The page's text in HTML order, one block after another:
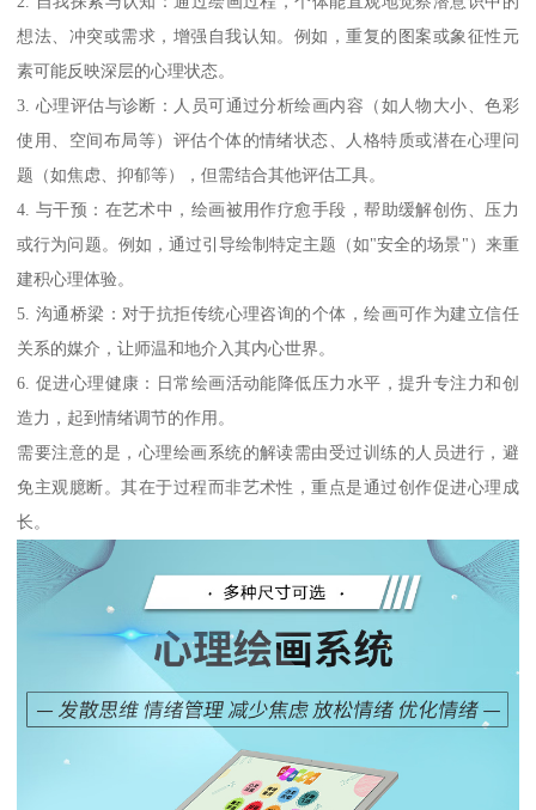
想法、冲突或需求，增强自我认知。例如，重复的图案或象征性元
素可能反映深层的心理状态。
3. 心理评估与诊断：人员可通过分析绘画内容（如人物大小、色彩
使用、空间布局等）评估个体的情绪状态、人格特质或潜在心理问
题（如焦虑、抑郁等），但需结合其他评估工具。
4. 与干预：在艺术中，绘画被用作疗愈手段，帮助缓解创伤、压力
或行为问题。例如，通过引导绘制特定主题（如"安全的场景"）来重
建积心理体验。
5. 沟通桥梁：对于抗拒传统心理咨询的个体，绘画可作为建立信任
关系的媒介，让师温和地介入其内心世界。
6. 促进心理健康：日常绘画活动能降低压力水平，提升专注力和创
造力，起到情绪调节的作用。
需要注意的是，心理绘画系统的解读需由受过训练的人员进行，避
免主观臆断。其在于过程而非艺术性，重点是通过创作促进心理成
长。